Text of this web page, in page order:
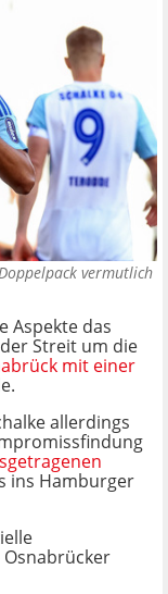
vermutlich
Aspekte das
Streit um die
mit einer
allerdings
ins Hamburger